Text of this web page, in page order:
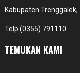
Kabupaten
Telp (0355) 791110
TEMUKAN KAMI